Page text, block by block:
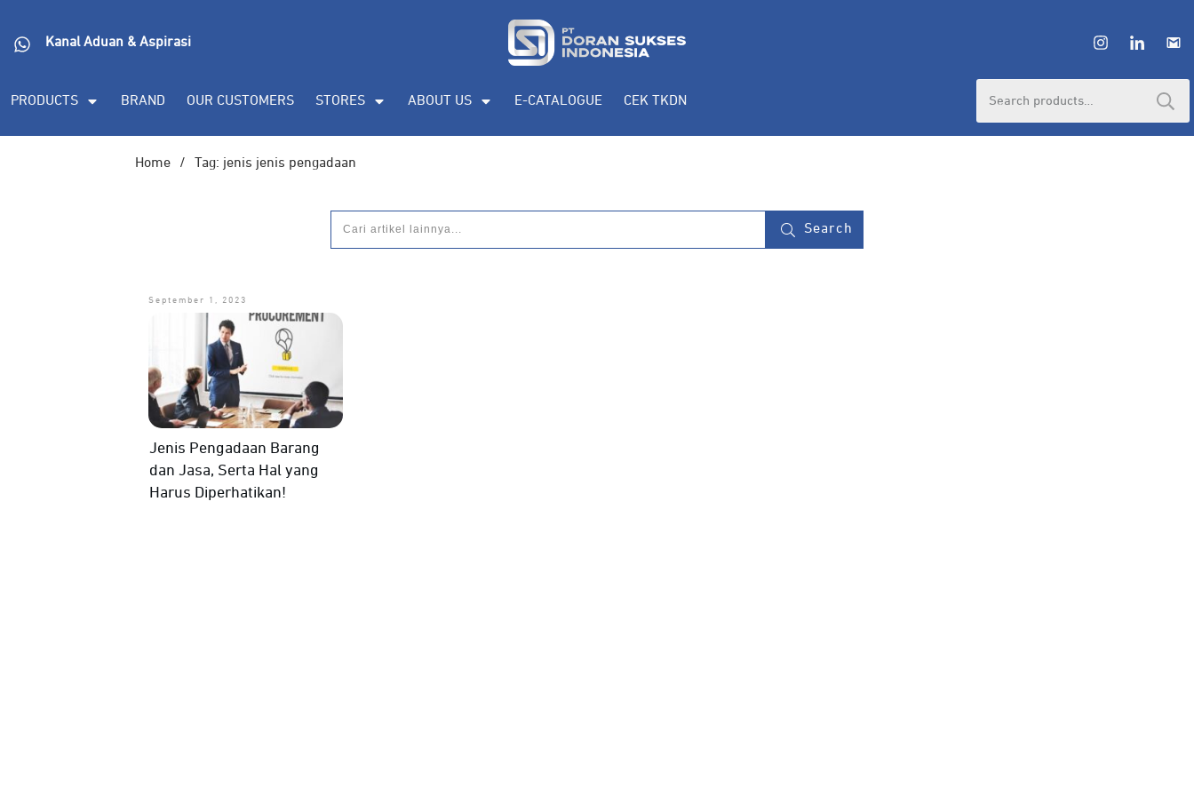
Kanal Aduan & Aspirasi
PRODUCTS BRAND OUR CUSTOMERS STORES ABOUT US E-CATALOGUE CEK TKDN
Home / Tag: jenis jenis pengadaan
Search
September 1, 2023
Jenis Pengadaan Barang
dan Jasa, Serta Hal yang
Harus Diperhatikan!